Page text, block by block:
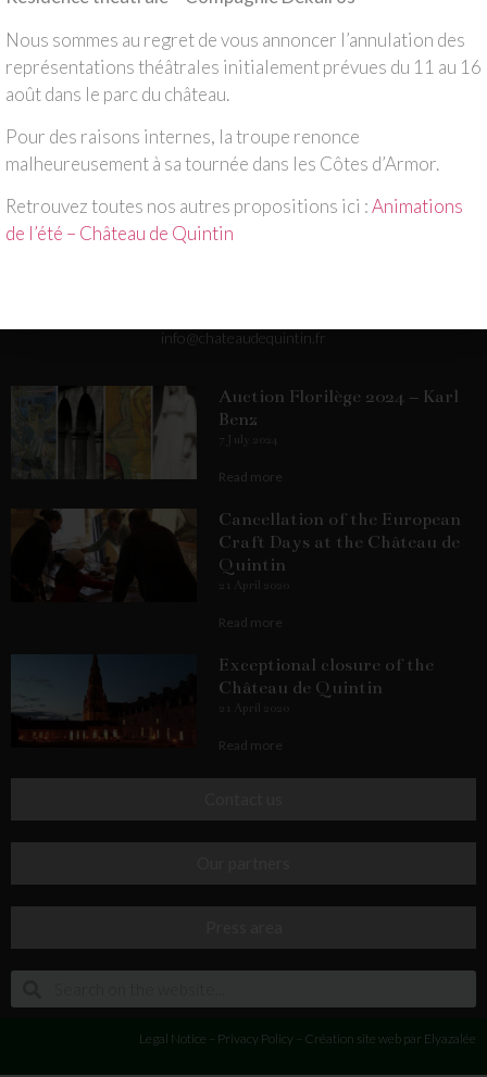
info@chateaudequintin.fr
Auction Florilège 2024 – Karl
Benz
7 July 2024
Read more
Cancellation of the European
Craft Days at the Château de
Quintin
21 April 2020
Read more
Exceptional closure of the
Château de Quintin
21 April 2020
Read more
Legal Notice Privacy Policy Création site web par Elyazalée
Nous sommes au regret de vous annoncer l’annulation des
représentations théâtrales initialement prévues du 11 au 16
août dans le parc du château.
Pour des raisons internes, la troupe renonce
malheureusement à sa tournée dans les Côtes d’Armor.
Retrouvez toutes nos autres propositions ici :Animations
de l’été – Château de Quintin